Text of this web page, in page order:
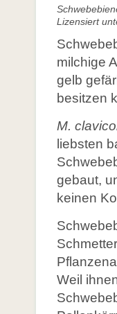
Naturgarten-
Konkurrenz
Glossar
Literatur
Neu:
Warum ist
Gefährdung und
Wissenswertes
Glossar
Lizensiert
milchige
gelb
besitzen
M.
liebsten
gebaut,
keinen
Weil